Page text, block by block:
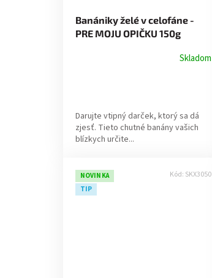
Banániky želé v celofáne -
PRE MOJU OPIČKU 150g
Skladom
Darujte vtipný darček, ktorý sa dá
zjesť. Tieto chutné banány vašich
blízkych určite...
NOVINKA
TIP
Kód: SKX3050